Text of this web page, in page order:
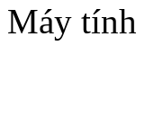
Máy tính